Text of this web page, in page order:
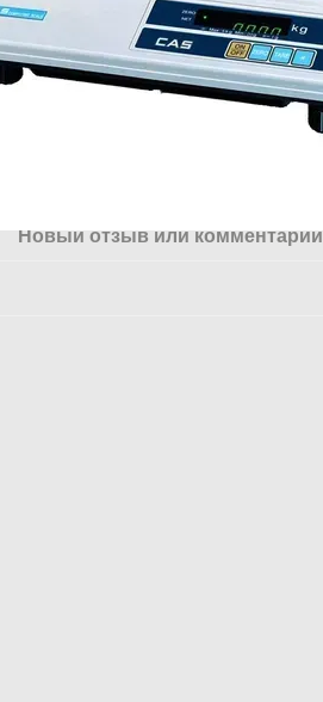
Новый отзыв или комментарий